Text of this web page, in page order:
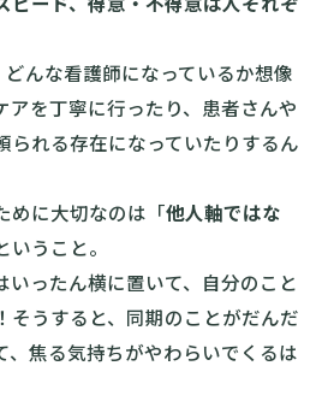
んな看護師になっているか想像
アを丁寧に行ったり、患者さんや
られる存在になっていたりするん
めに大切なのは「他人軸ではな
いうこと。
いったん横に置いて、自分のこと
そうすると、同期のことがだんだ
、焦る気持ちがやわらいでくるは